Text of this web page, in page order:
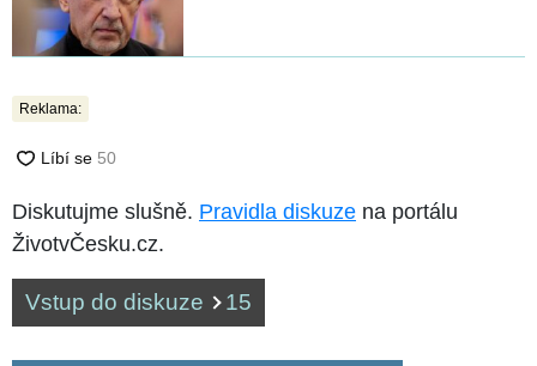
Reklama:
Diskutujme slušně. Pravidla diskuze na portálu
ŽivotvČesku.cz.
Vstup do diskuze 15